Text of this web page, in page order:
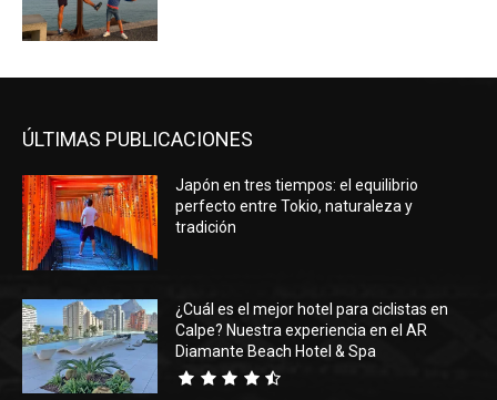
ÚLTIMAS PUBLICACIONES
Japón en tres tiempos: el equilibrio
perfecto entre Tokio, naturaleza y
tradición
¿Cuál es el mejor hotel para ciclistas en
Calpe? Nuestra experiencia en el AR
Diamante Beach Hotel & Spa